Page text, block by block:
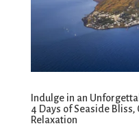
Indulge in an
4 Days of Seaside
Relaxation